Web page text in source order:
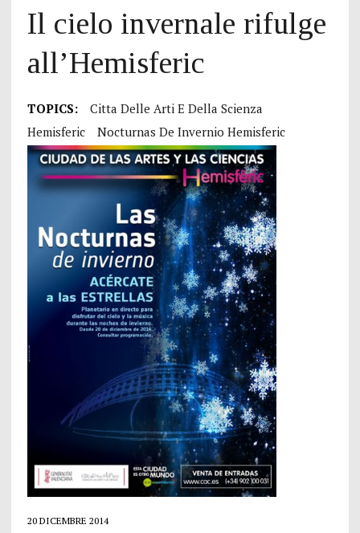
Il cielo invernale rifulge
all’Hemisferic
TOPICS:
Citta Delle Arti E Della Scienza
Hemisferic
Nocturnas De Invernio Hemisferic
20 DICEMBRE 2014